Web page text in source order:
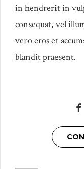
in hendrerit in
consequat, vel
vero eros et
blandit praesent.